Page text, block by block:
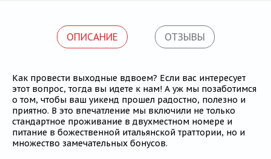
ОПИСАНИЕ ОТЗЫВЫ
Как провести выходные вдвоем? Если вас интересует
этот вопрос, тогда вы идете к нам! А уж мы позаботимся
о том, чтобы ваш уикенд прошел радостно, полезно и
приятно. В это впечатление мы включили не только
стандартное проживание в двухместном номере и
питание в божественной итальянской траттории, но и
множество замечательных бонусов.